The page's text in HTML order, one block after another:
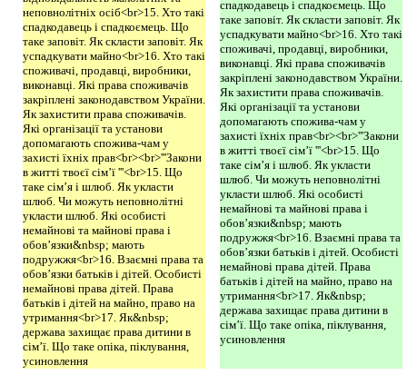
неповнолітніх осіб<br>15. Хто такі
спадкодавець і спадкоємець. Що
таке заповіт. Як скласти заповіт. Як
успадкувати майно<br>16. Хто такі
споживачі, продавці, виробники,
виконавці. Які права споживачів
закріплені законодавством України.
Як захистити права споживачів.
Які організації та установи
допомагають спожива-чам у
захисті їхніх прав<br><br>'''Закони
в житті твоєї сім’ї '''<br>15. Що
таке сім’я і шлюб. Як укласти
шлюб. Чи можуть неповнолітні
укласти шлюб. Які особисті
немайнові та майнові права і
обов’язки&nbsp; мають
подружжя<br>16. Взаємні права та
обов’язки батьків і дітей. Особисті
немайнові права дітей. Права
батьків і дітей на майно, право на
утримання<br>17. Як&nbsp;
держава захищає права дитини в
сім’ї. Що таке опіка, піклування,
усиновлення
спадкодавець і спадкоємець. Що
таке заповіт. Як скласти заповіт. Як
успадкувати майно<br>16. Хто такі
споживачі, продавці, виробники,
виконавці. Які права споживачів
закріплені законодавством України.
Як захистити права споживачів.
Які організації та установи
допомагають спожива-чам у
захисті їхніх прав<br><br>'''Закони
в житті твоєї сім’ї '''<br>15. Що
таке сім’я і шлюб. Як укласти
шлюб. Чи можуть неповнолітні
укласти шлюб. Які особисті
немайнові та майнові права і
обов’язки&nbsp; мають
подружжя<br>16. Взаємні права та
обов’язки батьків і дітей. Особисті
немайнові права дітей. Права
батьків і дітей на майно, право на
утримання<br>17. Як&nbsp;
держава захищає права дитини в
сім’ї. Що таке опіка, піклування,
усиновлення